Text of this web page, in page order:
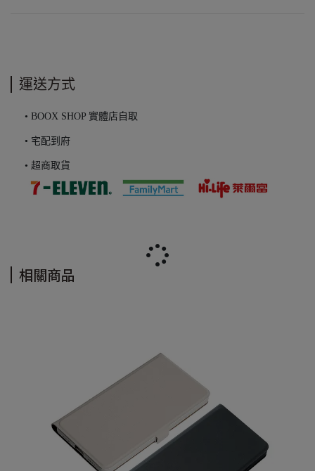
運送方式
• BOOX SHOP 實體店自取
• 宅配到府
• 超商取貨
相關商品